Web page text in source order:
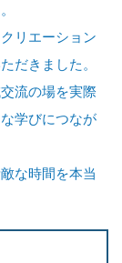
リエーション
だきました。
流の場を実際
学びにつなが
な時間を本当